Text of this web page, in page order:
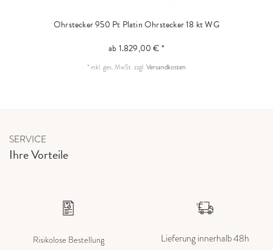
Ohrstecker 950 Pt PlatinOhrstecker 18 kt WG
ab 1.829,00 € *
* inkl. ges. MwSt.zzgl.Versandkosten
SERVICE
Ihre Vorteile
Risikolose Bestellung Lieferung innerhalb 48h